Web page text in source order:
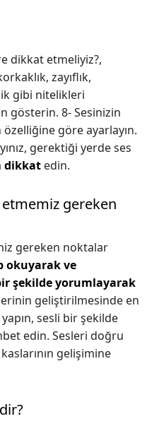
dikkat etmeliyiz?,
zayıflık,
gibi nitelikleri
gösterin. 8- Sesinizin
göre ayarlayın.
gerektiği yerde ses
dikkat edin.
gereken
gereken noktalar
okuyarak ve
şekilde yorumlayarak
geliştirilmesinde en
sesli bir şekilde
edin. Sesleri doğru
gelişimine